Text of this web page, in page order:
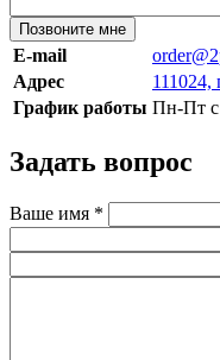
Позвоните мне
E-mail
Адрес
111024,
График работы Пн-Пт с
Задать вопрос
Ваше имя *